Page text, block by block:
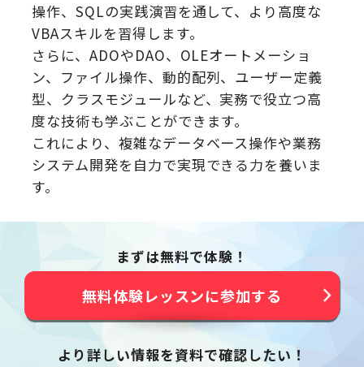
操作、SQLの実践演習を通して、より高度な
VBAスキルを習得します。
さらに、ADOやDAO、OLEオートメーショ
ン、ファイル操作、動的配列、ユーザー定義
型、クラスモジュールなど、実務で役立つ高
度な技術も学ぶことができます。
これにより、複雑なデータベース操作や業務
システム開発を自力で実現できる力を養いま
す。
まずは無料で体験！
無料体験レッスンに参加する
より詳しい情報を資料で確認したい！